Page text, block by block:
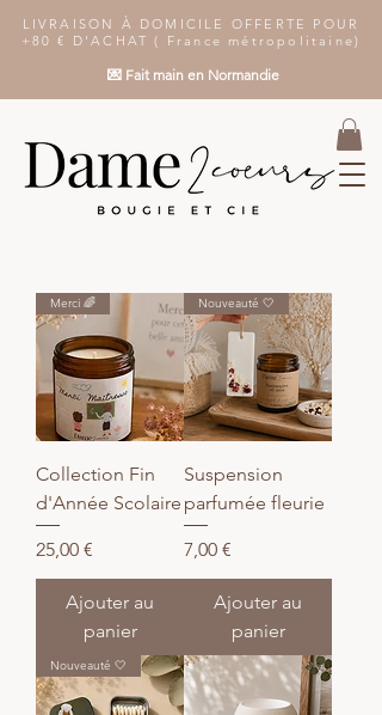
LIVRAISON À DOMICILE OFFERTE POUR
+80 € D'ACHAT ( France métropolitaine)
💌 Fait main en Normandie
Merci 🌈
Collection Fin
d'Année Scolaire
Prix
25,00 €
Ajouter au
panier
Nouveauté 🤍
Suspension
parfumée fleurie
Prix
7,00 €
Ajouter au
panier
Nouveauté 🤍